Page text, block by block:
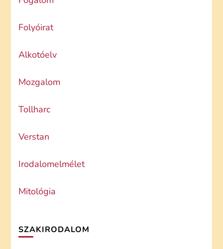
Folyóirat
Alkotóelv
Mozgalom
Tollharc
Verstan
Irodalomelmélet
Mitológia
SZAKIRODALOM